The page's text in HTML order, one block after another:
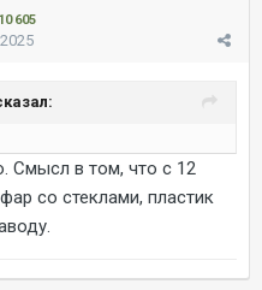
10 605
Смысл в том, что с 12
со стеклами, пластик